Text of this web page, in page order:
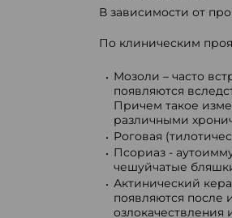
В зависимости от
По клиническим
Мозоли – часто
появляются
Причем такое
различными
Роговая
Псориаз -
чешуйчатые
Актинический
появляются после
озлокачествления